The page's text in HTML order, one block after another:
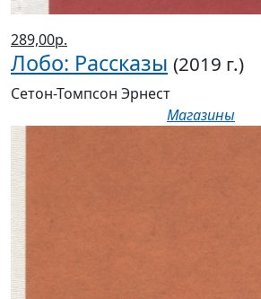
289,00р.
Лобо: Рассказы (2019 г.)
Сетон-Томпсон Эрнест
Магазины